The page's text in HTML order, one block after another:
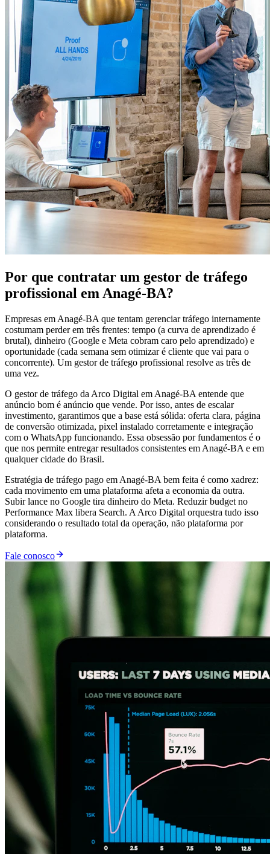
Por que contratar um gestor de tráfego
profissional em Anagé-BA?
Empresas em Anagé-BA que tentam gerenciar tráfego internamente
costumam perder em três frentes: tempo (a curva de aprendizado é
brutal), dinheiro (Google e Meta cobram caro pelo aprendizado) e
oportunidade (cada semana sem otimizar é cliente que vai para o
concorrente). Um gestor de tráfego profissional resolve as três de
uma vez.
O gestor de tráfego da Arco Digital em Anagé-BA entende que
anúncio bom é anúncio que vende. Por isso, antes de escalar
investimento, garantimos que a base está sólida: oferta clara, página
de conversão otimizada, pixel instalado corretamente e integração
com o WhatsApp funcionando. Essa obsessão por fundamentos é o
que nos permite entregar resultados consistentes em Anagé-BA e em
qualquer cidade do Brasil.
Estratégia de tráfego pago em Anagé-BA bem feita é como xadrez:
cada movimento em uma plataforma afeta a economia da outra.
Subir lance no Google tira dinheiro do Meta. Reduzir budget no
Performance Max libera Search. A Arco Digital orquestra tudo isso
considerando o resultado total da operação, não plataforma por
plataforma.
Fale conosco